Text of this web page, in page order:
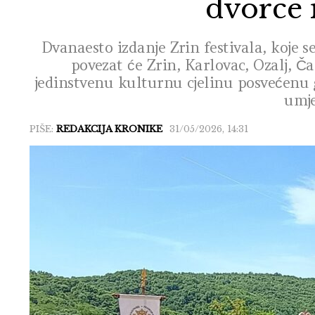
dvorce
Dvanaesto izdanje Zrin festivala, koje
povezat će Zrin, Karlovac, Ozalj,
jedinstvenu kulturnu cjelinu
PIŠE: REDAKCIJA KRONIKE 31/05/2026, 14:31